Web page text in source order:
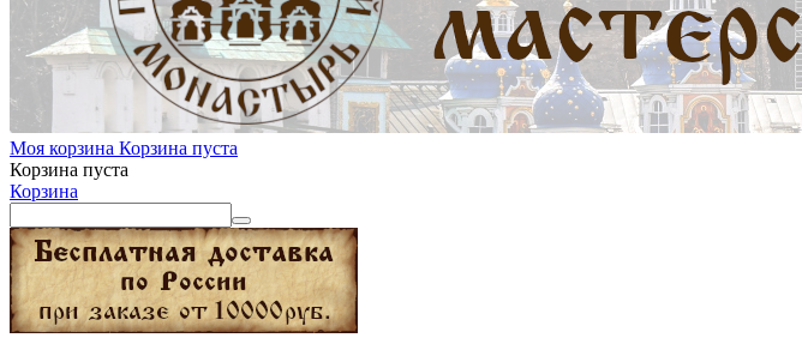
Моя корзина Корзина пуста
Корзина пуста
Корзина